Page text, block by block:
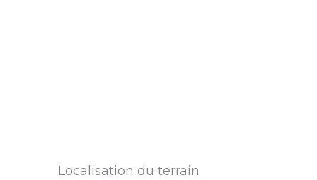
Localisation du terrain